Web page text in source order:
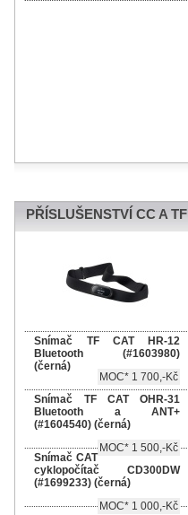
PŘÍSLUŠENSTVÍ CC A TF
Snímač TF CAT HR-12
Bluetooth (#1603980)
(černá)
MOC* 1 700,-Kč
Snímač TF CAT OHR-31
Bluetooth a ANT+
(#1604540) (černá)
MOC* 1 500,-Kč
Snímač CAT
cyklopočítač CD300DW
(#1699233) (černá)
MOC* 1 000,-Kč